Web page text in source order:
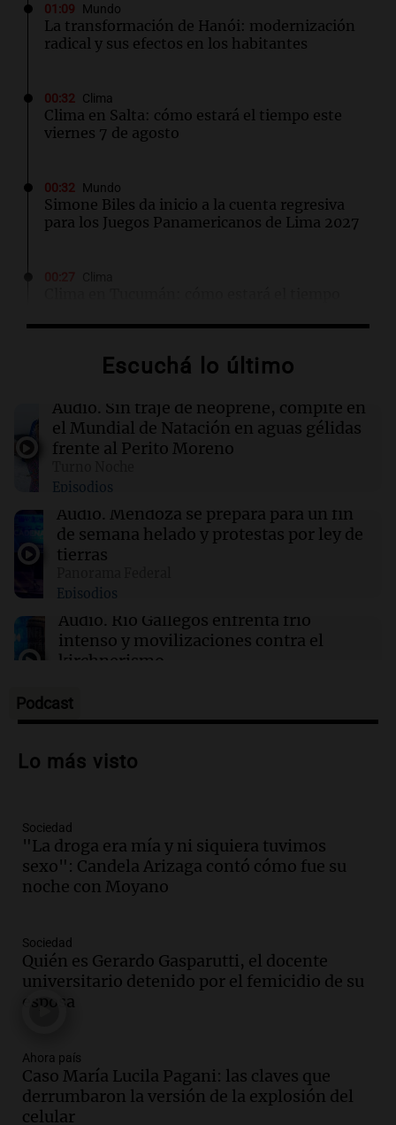
01:09 Mundo
La transformación de Hanói: modernización
radical y sus efectos en los habitantes
00:32 Clima
Clima en Salta: cómo estará el tiempo este
viernes 7 de agosto
00:32 Mundo
Simone Biles da inicio a la cuenta regresiva
para los Juegos Panamericanos de Lima 2027
Clima
este viernes 7 de agosto
00:16 Clima
viernes 7 de agosto
00:11
Clima en Rosario: cómo estará el tiempo este
Escuchá lo último
Audio. Sin traje de neoprene, compite en
el Mundial de Natación en aguas gélidas
frente al Perito Moreno
Episodios
Audio. Mendoza se prepara para un fin
de semana helado y protestas por ley de
tierras
Episodios
Audio. Río Gallegos enfrenta frío
intenso y movilizaciones contra el
kirchnerismo
Episodios
Audio.Debate en el Senado sobre
la soberanía digital en Argentina
Audio.
de semana helado y ciudadanos
marchan contra reforma de tierras
Panorama Federal
Audio.
El "Mono" de Kapanga
adelantó su show en Rosario.
Viva la Radio Rosario
Episodios
en suspenso a hombre por simular robo
de recaudación en San Luis
Panorama Federal
Podcast
Lo más visto
Sociedad
"La droga era mía y ni siquiera tuvimos
sexo": Candela Arizaga contó cómo fue su
noche con Moyano
Sociedad
Quién es Gerardo Gasparutti, el docente
universitario detenido por el femicidio de su
esposa
Ahora país
Caso María Lucila Pagani: las claves que
derrumbaron la versión de la explosión del
celular